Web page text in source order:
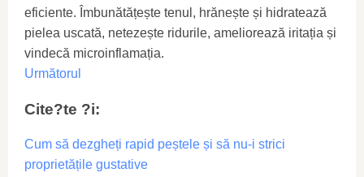
eficiente. Îmbunătățește tenul, hrănește și hidratează
pielea uscată, netezește ridurile, ameliorează iritația și
vindecă microinflamația.
Următorul
Cite?te ?i:
Cum să dezgheți rapid peștele și să nu-i strici
proprietățile gustative